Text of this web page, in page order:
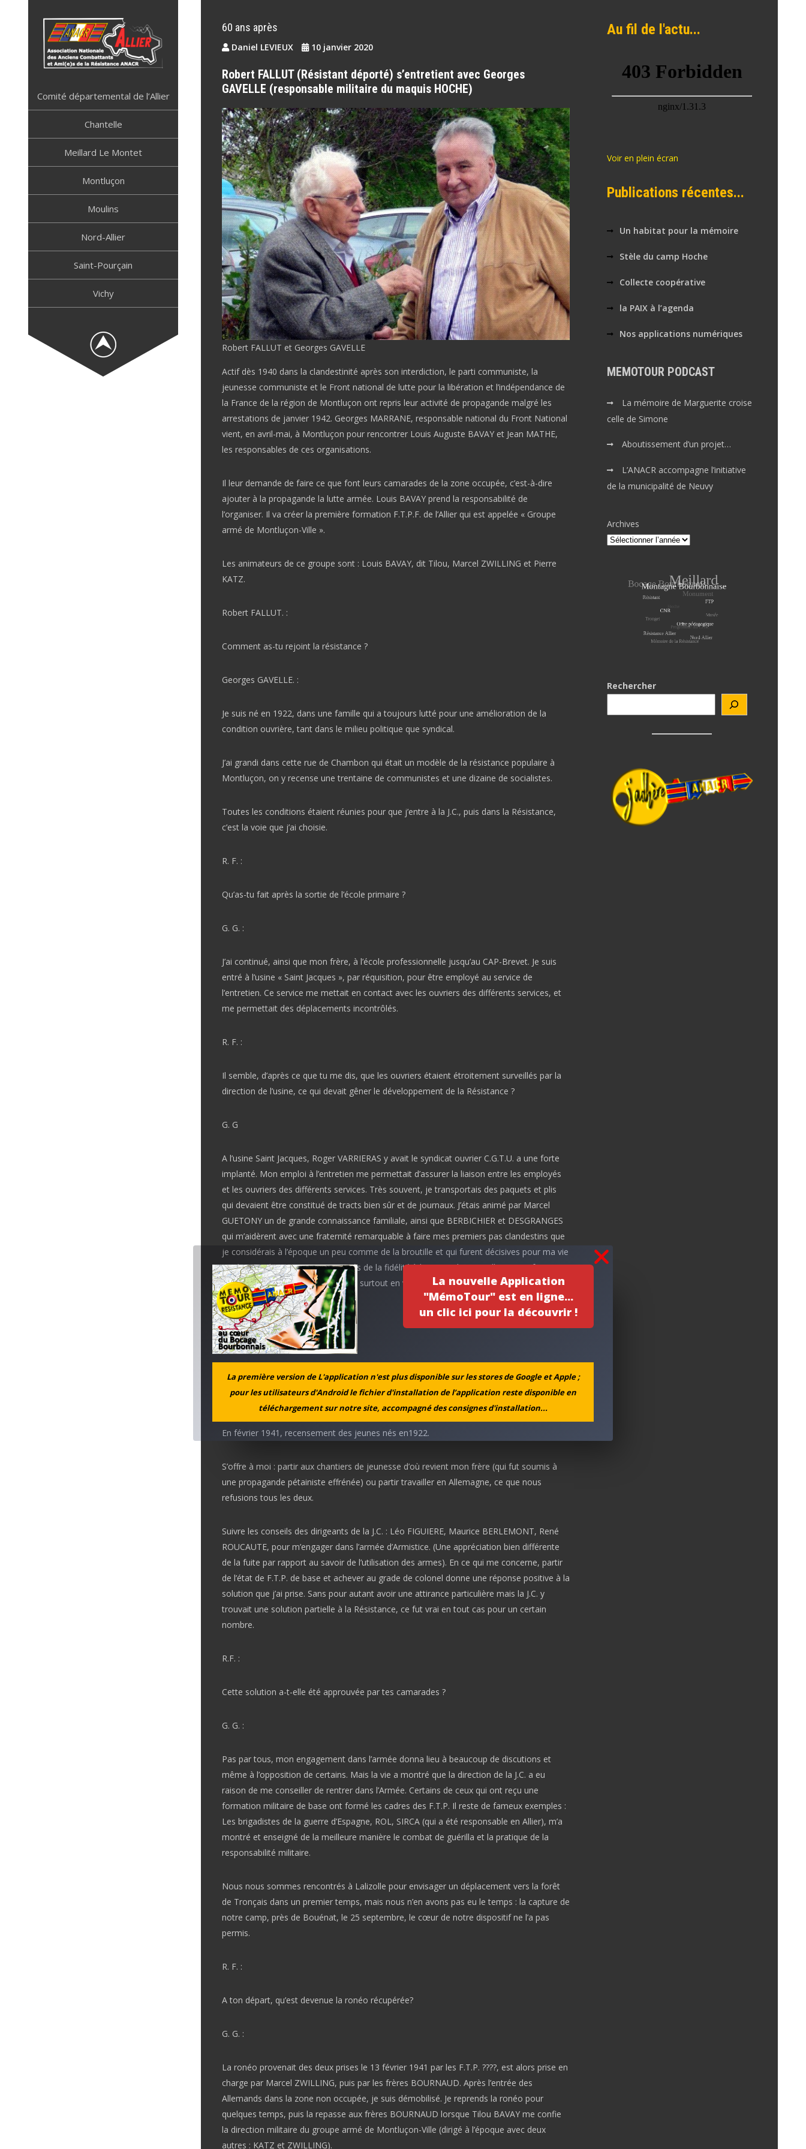
La nouvelle Application
"MémoTour" est en ligne...
un clic ici pour la découvrir !
La première version de L'application n'est plus disponible sur les stores de Google et Apple ;
pour les utilisateurs d'Android le fichier d'installation de l’application reste disponible en
téléchargement sur notre site, accompagné des consignes d'installation...
Comité départemental de l’Allier
Chantelle
Meillard Le Montet
Montluçon
Moulins
Nord-Allier
Saint-Pourçain
Vichy
60 ans après
Daniel LEVIEUX 10 janvier 2020
Robert FALLUT (Résistant déporté) s’entretient avec Georges
GAVELLE (responsable militaire du maquis HOCHE)
Robert FALLUT et Georges GAVELLE
Actif dès 1940 dans la clandestinité après son interdiction, le parti communiste, la
jeunesse communiste et le Front national de lutte pour la libération et l’indépendance de
la France de la région de Montluçon ont repris leur activité de propagande malgré les
arrestations de janvier 1942. Georges MARRANE, responsable national du Front National
vient, en avril-mai, à Montluçon pour rencontrer Louis Auguste BAVAY et Jean MATHE,
les responsables de ces organisations.
Il leur demande de faire ce que font leurs camarades de la zone occupée, c’est-à-dire
ajouter à la propagande la lutte armée. Louis BAVAY prend la responsabilité de
l’organiser. Il va créer la première formation F.T.P.F. de l’Allier qui est appelée « Groupe
armé de Montluçon-Ville ».
Les animateurs de ce groupe sont : Louis BAVAY, dit Tilou, Marcel ZWILLING et Pierre
KATZ.
Robert FALLUT. :
Comment as-tu rejoint la résistance ?
Georges GAVELLE. :
Je suis né en 1922, dans une famille qui a toujours lutté pour une amélioration de la
condition ouvrière, tant dans le milieu politique que syndical.
J’ai grandi dans cette rue de Chambon qui était un modèle de la résistance populaire à
Montluçon, on y recense une trentaine de communistes et une dizaine de socialistes.
Toutes les conditions étaient réunies pour que j’entre à la J.C., puis dans la Résistance,
c’est la voie que j’ai choisie.
R. F. :
Qu’as-tu fait après la sortie de l’école primaire ?
G. G. :
J’ai continué, ainsi que mon frère, à l’école professionnelle jusqu’au CAP-Brevet. Je suis
entré à l’usine « Saint Jacques », par réquisition, pour être employé au service de
l’entretien. Ce service me mettait en contact avec les ouvriers des différents services, et
me permettait des déplacements incontrôlés.
R. F. :
Il semble, d’après ce que tu me dis, que les ouvriers étaient étroitement surveillés par la
direction de l’usine, ce qui devait gêner le développement de la Résistance ?
G. G
A l’usine Saint Jacques, Roger VARRIERAS y avait le syndicat ouvrier C.G.T.U. a une forte
implanté. Mon emploi à l’entretien me permettait d’assurer la liaison entre les employés
et les ouvriers des différents services. Très souvent, je transportais des paquets et plis
qui devaient être constitué de tracts bien sûr et de journaux. J’étais animé par Marcel
GUETONY un de grande connaissance familiale, ainsi que BERBICHIER et DESGRANGES
qui m’aidèrent avec une fraternité remarquable à faire mes premiers pas clandestins que
je considérais à l’époque un peu comme de la broutille et qui furent décisives pour ma vie
entière tant les enseignements tirés de la fidélité à la cause des travailleurs, me fut une
obligation en toute circonstance et surtout en vie professionnelle, si drôle que cela puisse
paraître.
R. F. :
Comment es-tu entré dans l’armée d’Armistice ?
G. G. :
En février 1941, recensement des jeunes nés en1922.
S’offre à moi : partir aux chantiers de jeunesse d’où revient mon frère (qui fut soumis à
une propagande pétainiste effrénée) ou partir travailler en Allemagne, ce que nous
refusions tous les deux.
Suivre les conseils des dirigeants de la J.C. : Léo FIGUIERE, Maurice BERLEMONT, René
ROUCAUTE, pour m’engager dans l’armée d’Armistice. (Une appréciation bien différente
de la fuite par rapport au savoir de l’utilisation des armes). En ce qui me concerne, partir
de l’état de F.T.P. de base et achever au grade de colonel donne une réponse positive à la
solution que j’ai prise. Sans pour autant avoir une attirance particulière mais la J.C. y
trouvait une solution partielle à la Résistance, ce fut vrai en tout cas pour un certain
nombre.
R.F. :
Cette solution a-t-elle été approuvée par tes camarades ?
G. G. :
Pas par tous, mon engagement dans l’armée donna lieu à beaucoup de discutions et
même à l’opposition de certains. Mais la vie a montré que la direction de la J.C. a eu
raison de me conseiller de rentrer dans l’Armée. Certains de ceux qui ont reçu une
formation militaire de base ont formé les cadres des F.T.P. Il reste de fameux exemples :
Les brigadistes de la guerre d’Espagne, ROL, SIRCA (qui a été responsable en Allier), m’a
montré et enseigné de la meilleure manière le combat de guérilla et la pratique de la
responsabilité militaire.
Nous nous sommes rencontrés à Lalizolle pour envisager un déplacement vers la forêt
de Tronçais dans un premier temps, mais nous n’en avons pas eu le temps : la capture de
notre camp, près de Bouénat, le 25 septembre, le cœur de notre dispositif ne l’a pas
permis.
R. F. :
A ton départ, qu’est devenue la ronéo récupérée?
G. G. :
La ronéo provenait des deux prises le 13 février 1941 par les F.T.P. ????, est alors prise en
charge par Marcel ZWILLING, puis par les frères BOURNAUD. Après l’entrée des
Allemands dans la zone non occupée, je suis démobilisé. Je reprends la ronéo pour
quelques temps, puis la repasse aux frères BOURNAUD lorsque Tilou BAVAY me confie
la direction militaire du groupe armé de Montluçon-Ville (dirigé à l’époque avec deux
autres : KATZ et ZWILLING).
Au fil de l'actu...
Voir en plein écran
Publications récentes...
Un habitat pour la mémoire
Stèle du camp Hoche
Collecte coopérative
la PAIX à l’agenda
Nos applications numériques
MEMOTOUR PODCAST
La mémoire de Marguerite croise
celle de Simone
Aboutissement d’un projet…
L’ANACR accompagne l’initiative
de la municipalité de Neuvy
Archives
Rechercher